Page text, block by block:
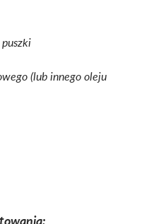
(lub innego oleju